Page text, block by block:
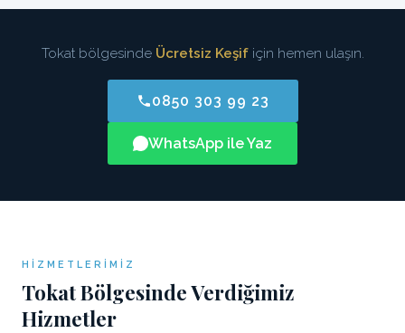
Tokat bölgesinde Ücretsiz Keşifiçin hemen ulaşın.
0850 303 99 23
WhatsApp ile Yaz
HIZMETLERIMIZ
Tokat Bölgesinde Verdiğimiz
Hizmetler